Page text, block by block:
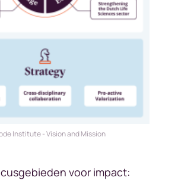
Institute - Vision and Mission
voor impact: